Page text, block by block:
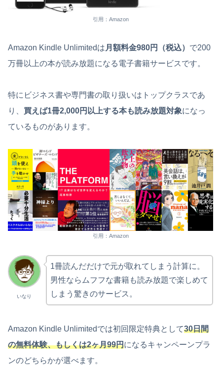
引用：Amazon
Amazon Kindle Unlimitedは 月額料金980円（税込） で200
万冊以上の本が読み放題になる電子書籍サービスです。
特にビジネス書や専門書の取り扱いはトップクラスであ
り、 買えば1冊2,000円以上する本も読み放題対象になっ
ているものがあります。
引用：Amazon
いなり
1冊読んだだけで元が取れてしまう計算に。
男性ならムフフな書籍も読み放題で楽しめて
しまう驚きのサービス。
Amazon Kindle Unlimitedでは初回限定特典として30日間
の無料体験、もしくは2ヶ月99円になるキャンペーンプラ
ンのどちらかが選べます。